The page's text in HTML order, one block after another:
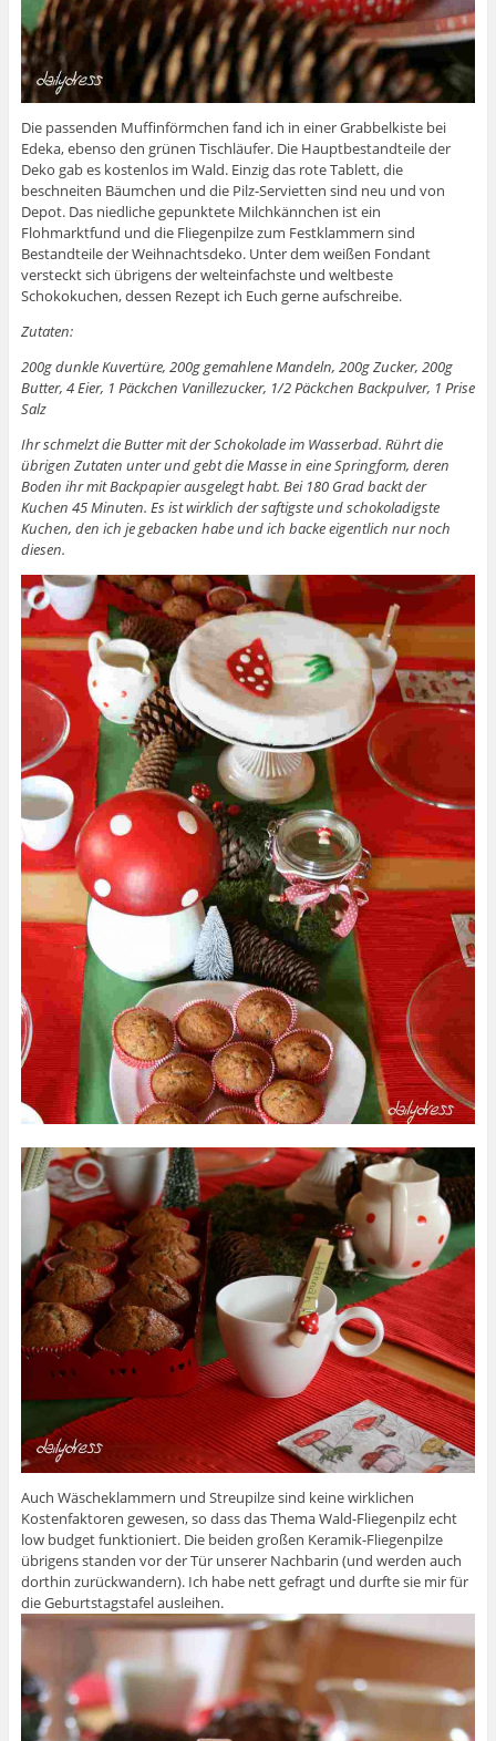
Die passenden Muffinförmchen fand ich in einer Grabbelkiste bei
Edeka, ebenso den grünen Tischläufer. Die Hauptbestandteile der
Deko gab es kostenlos im Wald. Einzig das rote Tablett, die
beschneiten Bäumchen und die Pilz-Servietten sind neu und von
Depot. Das niedliche gepunktete Milchkännchen ist ein
Flohmarktfund und die Fliegenpilze zum Festklammern sind
Bestandteile der Weihnachtsdeko. Unter dem weißen Fondant
versteckt sich übrigens der welteinfachste und weltbeste
Schokokuchen, dessen Rezept ich Euch gerne aufschreibe.
Zutaten:
200g dunkle Kuvertüre, 200g gemahlene Mandeln, 200g Zucker, 200g
Butter, 4 Eier, 1 Päckchen Vanillezucker, 1/2 Päckchen Backpulver, 1 Prise
Salz
Ihr schmelzt die Butter mit der Schokolade im Wasserbad. Rührt die
übrigen Zutaten unter und gebt die Masse in eine Springform, deren
Boden ihr mit Backpapier ausgelegt habt. Bei 180 Grad backt der
Kuchen 45 Minuten. Es ist wirklich der saftigste und schokoladigste
Kuchen, den ich je gebacken habe und ich backe eigentlich nur noch
diesen.
Auch Wäscheklammern und Streupilze sind keine wirklichen
Kostenfaktoren gewesen, so dass das Thema Wald-Fliegenpilz echt
low budget funktioniert. Die beiden großen Keramik-Fliegenpilze
übrigens standen vor der Tür unserer Nachbarin (und werden auch
dorthin zurückwandern). Ich habe nett gefragt und durfte sie mir für
die Geburtstagstafel ausleihen.